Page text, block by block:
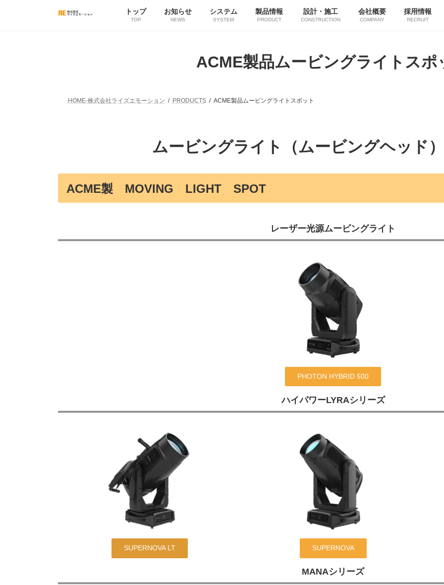
トップ
TOP
お知らせ
NEWS
システム
SYSTEM
製品情報
PRODUCT
設計・施工
CONSTRUCTION
会社概要
COMPANY
採用情報
RECRUIT
ACME製品ムービングライトスポ
HOME-株式会社ライズエモーション PRODUCTS ACME製品ムービングライトスポット
ムービングライト（ムービングヘッド
ACME製 MOVING LIGHT SPOT
レーザー光源ムービングライト
PHOTON HYBRID 500
ハイパワーLYRAシリーズ
SUPERNOVA LT SUPERNOVA
MANAシリーズ